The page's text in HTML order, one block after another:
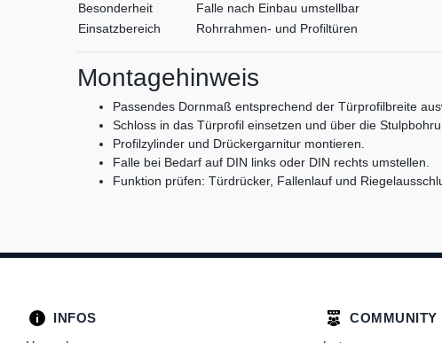
Besonderheit
Falle nach Einbau umstellbar
Einsatzbereich
Rohrrahmen- und Profiltüren
Montagehinweis
Passendes Dornmaß entsprechend der Türprofilbreite
Schloss in das Türprofil einsetzen und über die
Profilzylinder und Drückergarnitur montieren.
Falle bei Bedarf auf DIN links oder DIN rechts umstellen.
Funktion prüfen: Türdrücker, Fallenlauf und
INFOS COMMUNITY